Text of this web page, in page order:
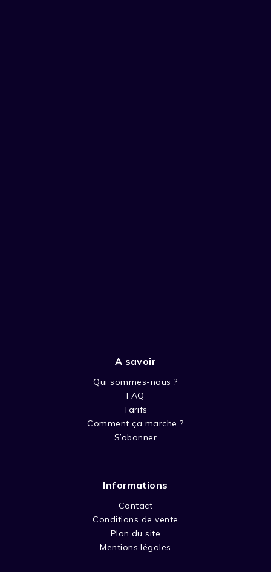
A savoir
Qui sommes-nous ?
FAQ
Tarifs
Comment ça marche ?
S’abonner
Informations
Contact
Conditions de vente
Plan du site
Mentions légales